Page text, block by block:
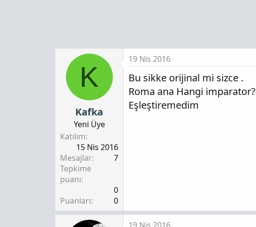
K
Kafka
Yeni Üye
Katılım
15 Nis 2016
Mesajlar
7
Tepkime
puanı
0
Puanları
0
19 Nis 2016
Bu sikke orijinal mi sizce .
Roma ana Hangi imparator?
Eşleştiremedim